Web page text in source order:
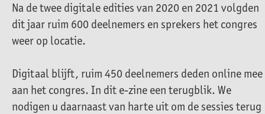
Na de twee digitale edities van 2020 en 2021 volgden
dit jaar ruim 600 deelnemers en sprekers het congres
weer op locatie.
Digitaal blijft, ruim 450 deelnemers deden online mee
aan het congres. In dit e-zine een terugblik. We
nodigen u daarnaast van harte uit om de sessies terug